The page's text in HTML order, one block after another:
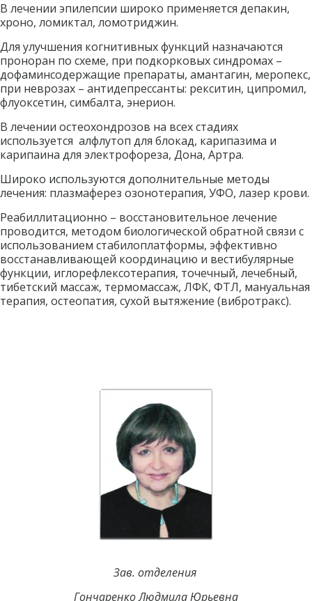
В лечении эпилепсии широко применяется депакин,
хроно, ломиктал, ломотриджин.
Для улучшения когнитивных функций назначаются
проноран по схеме, при подкорковых синдромах –
дофаминсодержащие препараты, амантагин, меропекс,
при неврозах – антидепрессанты: рекситин, ципромил,
флуоксетин, симбалта, энерион.
В лечении остеохондрозов на всех стадиях
используется  алфлутоп для блокад, карипазима и
карипаина для электрофореза, Дона, Артра.
Широко используются дополнительные методы
лечения: плазмаферез озонотерапия, УФО, лазер крови.
Реабиллитационно – восстановительное лечение
проводится, методом биологической обратной связи с
использованием стабилоплатформы, эффективно
восстанавливающей координацию и вестибулярные
функции, иглорефлексотерапия, точечный, лечебный,
тибетский массаж, термомассаж, ЛФК, ФТЛ, мануальная
терапия, остеопатия, сухой вытяжение (вибротракс).
Зав. отделения
Гончаренко Людмила Юрьевна